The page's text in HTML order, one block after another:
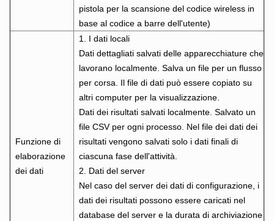
pistola per la scansione del codice wireless in
base al codice a barre dell'utente)
Funzione di
elaborazione
dei dati
1. I dati locali
Dati dettagliati salvati delle apparecchiature che
lavorano localmente. Salva un file per un flusso
per corsa. Il file di dati può essere copiato su
altri computer per la visualizzazione.
Dati dei risultati salvati localmente. Salvato un
file CSV per ogni processo. Nel file dei dati dei
risultati vengono salvati solo i dati finali di
ciascuna fase dell'attività.
2. Dati del server
Nel caso del server dei dati di configurazione, i
dati dei risultati possono essere caricati nel
database del server e la durata di archiviazione